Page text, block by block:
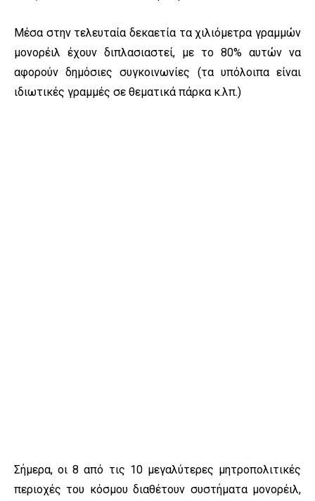
Μέσα στην τελευταία δεκαετία τα χιλιόμετρα γραμμών
μονορέιλ έχουν διπλασιαστεί, με το 80% αυτών να
αφορούν δημόσιες συγκοινωνίες (τα υπόλοιπα είναι
ιδιωτικές γραμμές σε θεματικά πάρκα κ.λπ.)
Σήμερα, οι 8 από τις 10 μεγαλύτερες μητροπολιτικές
περιοχές του κόσμου διαθέτουν συστήματα μονορέιλ,